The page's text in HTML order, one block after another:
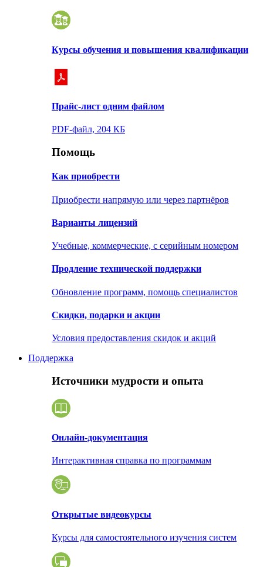
Курсы обучения и повышения квалификации
Прайс-лист одним файлом
PDF-файл, 204 КБ
Помощь
Как приобрести
Приобрести напрямую или через партнёров
Варианты лицензий
Учебные, коммерческие, с серийным номером
Продление технической поддержки
Обновление программ, помощь специалистов
Скидки, подарки и акции
Условия предоставления скидок и акций
Поддержка
Источники мудрости и опыта
Онлайн-документация
Интерактивная справка по программам
Открытые видеокурсы
Курсы для самостоятельного изучения систем